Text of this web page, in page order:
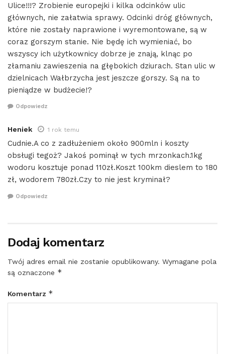
Ulice!!!? Zrobienie europejki i kilka odcinków ulic
głównych, nie załatwia sprawy. Odcinki dróg głównych,
które nie zostały naprawione i wyremontowane, są w
coraz gorszym stanie. Nie będę ich wymieniać, bo
wszyscy ich użytkownicy dobrze je znają, klnąc po
złamaniu zawieszenia na głębokich dziurach. Stan ulic w
dzielnicach Wałbrzycha jest jeszcze gorszy. Są na to
pieniądze w budżecie!?
Odpowiedz
Heniek 1 rok temu
Cudnie.A co z zadłużeniem około 900mln i koszty
obsługi tegoż? Jakoś pominął w tych mrzonkach.1kg
wodoru kosztuje ponad 110zł.Koszt 100km dieslem to 180
zł, wodorem 780zł.Czy to nie jest kryminał?
Odpowiedz
Dodaj komentarz
Twój adres email nie zostanie opublikowany. Wymagane pola
są oznaczone *
Komentarz *